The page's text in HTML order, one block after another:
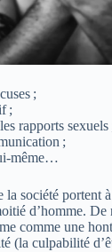
;
;
rapports sexuels
;
même…
la société portent
d’homme.
comme une
(la culpabilité